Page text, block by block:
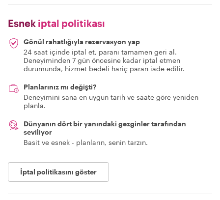
Esnek iptal politikası
Gönül rahatlığıyla rezervasyon yap
24 saat içinde iptal et, paranı tamamen geri al.
Deneyiminden 7 gün öncesine kadar iptal etmen
durumunda, hizmet bedeli hariç paran iade edilir.
Planlarınız mı değişti?
Deneyimini sana en uygun tarih ve saate göre yeniden
planla.
Dünyanın dört bir yanındaki gezginler tarafından
seviliyor
Basit ve esnek - planların, senin tarzın.
İptal politikasını göster